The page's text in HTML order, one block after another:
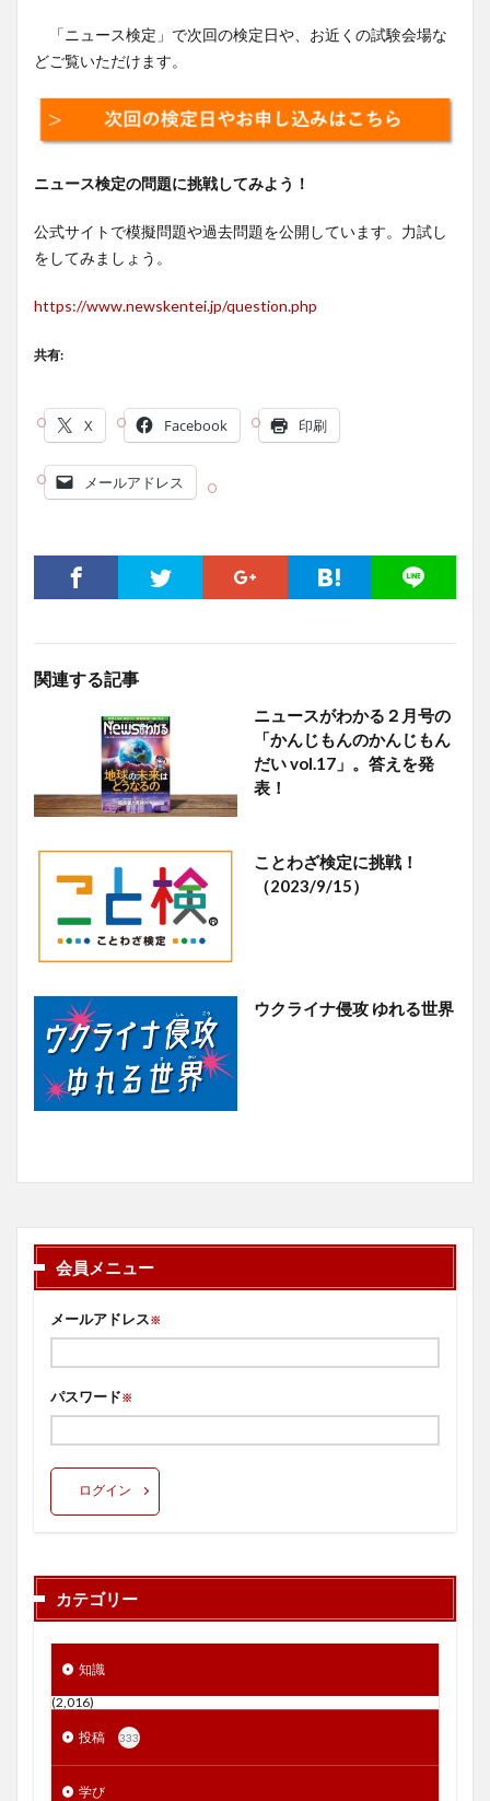
「ニュース検定」で次回の検定日や、お近くの試験会場な
どご覧いただけます。
ニュース検定の問題に挑戦してみよう！
公式サイトで模擬問題や過去問題を公開しています。力試し
をしてみましょう。
https://www.newskentei.jp/question.php
共有:
X Facebook 印刷
メールアドレス
関連する記事
ニュースがわかる２月号の
「かんじもんのかんじもん
だい vol.17」。答えを発
表！
ことわざ検定に挑戦！
（2023/9/15）
ウクライナ侵攻 ゆれる世界
会員メニュー
メールアドレス※
パスワード※
ログイン
カテゴリー
知識
(2,016)
投稿 333
学び